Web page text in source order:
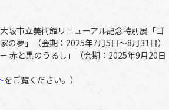
阪市立美術館リニューアル記念特別展「ゴ
の夢」（会期：2025年7月5日～8月31日）
赤と黒のうるし」（会期：2025年9月20日
をご覧ください。）